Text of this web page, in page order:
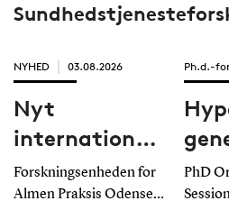
NYHED 03.08.2026
Nyt
internationalt
Forskningsenheden for
Almen Praksis Odense -
Ph.d.-
PhD